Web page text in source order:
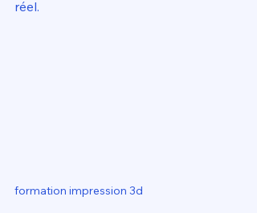
réel.
formation impression 3d